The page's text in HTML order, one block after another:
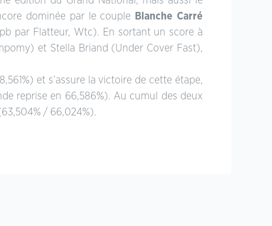
dominée par le couple Blanche Carré
par Flatteur, Wtc). En sortant un score à
et Stella Briand (Under Cover Fast),
et s’assure la victoire de cette étape,
reprise en 66,586%). Au cumul des deux
/ 66,024%).